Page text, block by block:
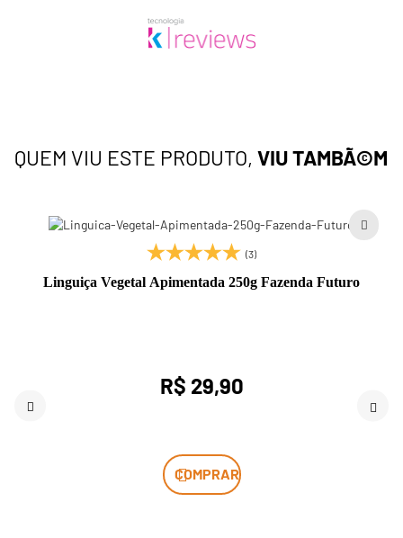
QUEM VIU ESTE PRODUTO, VIU TAMBÃ©M
(3)
Linguiça Vegetal Apimentada 250g Fazenda Futuro
R$ 29,90
COMPRAR